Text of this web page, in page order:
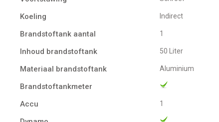
Koeling indirect
Brandstoftank aantal 1
Inhoud brandstoftank 50 Liter
Materiaal brandstoftank Aluminium
Brandstoftankmeter
Accu
1